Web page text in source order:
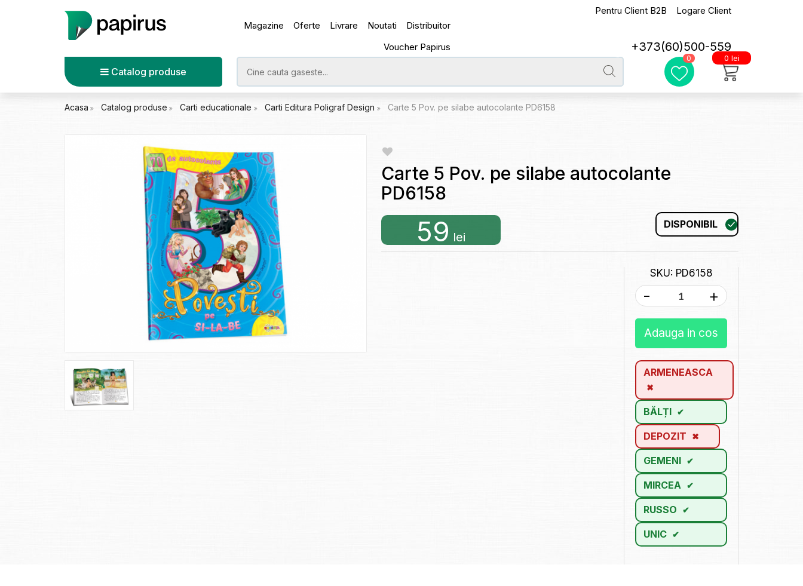
Magazine Oferte Livrare Noutati
Distribuitor
Voucher Papirus
Pentru Client B2B Logare Client
+373(60)500-559
Catalog produse
0 0 lei
Acasa Catalog produse Carti educationale Carti Editura Poligraf Design Carte 5 Pov. pe silabe autocolante PD6158
Carte 5 Pov. pe silabe autocolante
PD6158
59 lei
DISPONIBIL
SKU: PD6158
- +
Adauga in cos
ARMENEASCA
BĂLȚI
DEPOZIT
GEMENI
MIRCEA
RUSSO
UNIC